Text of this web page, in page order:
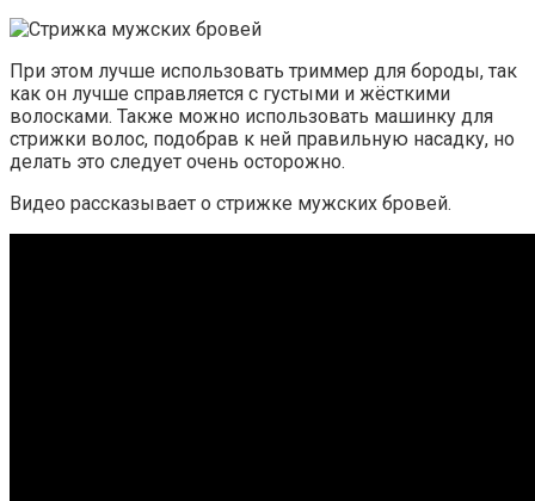
При этом лучше использовать триммер для бороды, так
как он лучше справляется с густыми и жёсткими
волосками. Также можно использовать машинку для
стрижки волос, подобрав к ней правильную насадку, но
делать это следует очень осторожно.
Видео рассказывает о стрижке мужских бровей.